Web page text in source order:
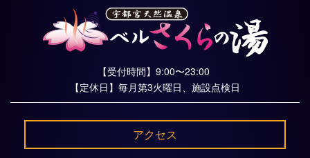
【受付時間】9:00〜23:00
【定休日】毎月第3火曜日、施設点検日
アクセス